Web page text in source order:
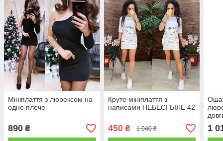
Мініплаття з люрексом на
одне плече
890 ₴
Круте мініплаття з
написами НЕБЕСІ БІЛЕ 42
450₴ 1 040 ₴ 1